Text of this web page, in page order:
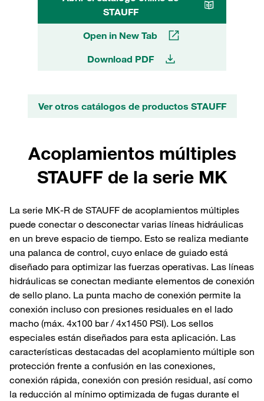
STAUFF
Open in New Tab
Download PDF
Ver otros catálogos de productos STAUFF
Acoplamientos múltiples
STAUFF de la serie MK
La serie MK-R de STAUFF de acoplamientos múltiples
puede conectar o desconectar varias líneas hidráulicas
en un breve espacio de tiempo. Esto se realiza mediante
una palanca de control, cuyo enlace de guiado está
diseñado para optimizar las fuerzas operativas. Las líneas
hidráulicas se conectan mediante elementos de conexión
de sello plano. La punta macho de conexión permite la
conexión incluso con presiones residuales en el lado
macho (máx. 4x100 bar / 4x1450 PSI). Los sellos
especiales están diseñados para esta aplicación. Las
características destacadas del acoplamiento múltiple son
protección frente a confusión en las conexiones,
conexión rápida, conexión con presión residual, así como
la reducción al mínimo optimizada de fugas durante el